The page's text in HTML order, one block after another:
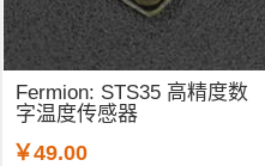
Fermion: STS35 高精度数
字温度传感器
￥49.00